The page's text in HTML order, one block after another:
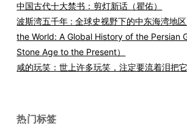
中国古代十大禁书：剪灯新话（瞿佑）
波斯湾五千年 : 全球史视野下的中东海湾地
the World: A Global History of the Persian
Stone Age to the Present）
咸的玩笑：世上许多玩笑，注定要流着泪把
热门标签